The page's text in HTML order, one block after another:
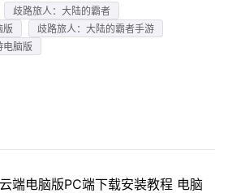
歧路旅人：大陆的霸者
版
歧路旅人：大陆的霸者手游
电脑版
端电脑版PC端下载安装教程 电脑